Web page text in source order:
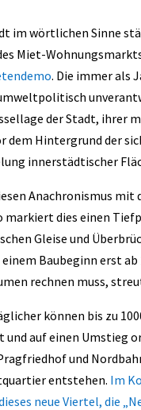
im wörtlichen Sinne
Miet-
. Die immer als
der Stadt,
dem Hintergrund der
innerstädtischer
Anachronismus
markiert dies einen
Gleise und
Baubeginn erst ab
rechnen muss,
können bis zu
auf einen Umstieg
und
entstehen. Im
neue Viertel, die